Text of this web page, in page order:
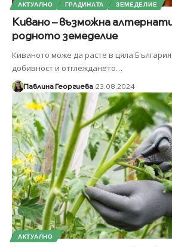
АКТУАЛНО ГРАДИНАТА ЗЕМЕДЕЛИЕ
Кивано – възможна
родното земеделие
Киваното може да расте в цяла
добивност и отглеждането…
Павлина Георгиева 23.08.2024
АКТУАЛНО